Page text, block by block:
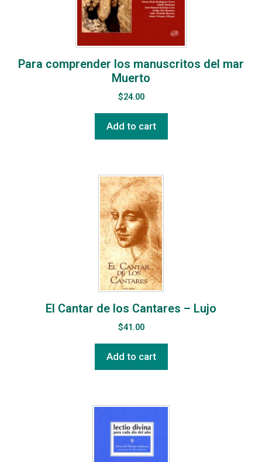
Para comprender los manuscritos del mar
Muerto
$24.00
Add to cart
El Cantar de los Cantares – Lujo
$41.00
Add to cart